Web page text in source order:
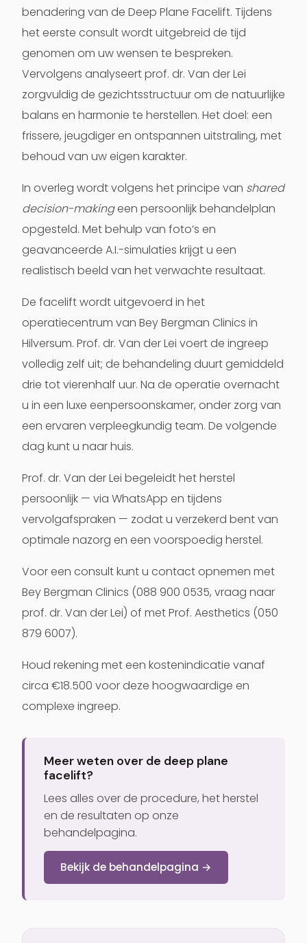
benadering van de Deep Plane Facelift. Tijdens
het eerste consult wordt uitgebreid de tijd
genomen om uw wensen te bespreken.
Vervolgens analyseert prof. dr. Van der Lei
zorgvuldig de gezichtsstructuur om de natuurlijke
balans en harmonie te herstellen. Het doel: een
frissere, jeugdiger en ontspannen uitstraling, met
behoud van uw eigen karakter.
In overleg wordt volgens het principe van shared
decision-makingeen persoonlijk behandelplan
opgesteld. Met behulp van foto’s en
geavanceerde A.I.-simulaties krijgt u een
realistisch beeld van het verwachte resultaat.
De faceliftwordt uitgevoerd in het
operatiecentrum van Bey Bergman Clinics in
Hilversum. Prof. dr. Van der Lei voert de ingreep
volledig zelf uit; de behandeling duurt gemiddeld
drie tot vierenhalf uur. Na de operatie overnacht
u in een luxe eenpersoonskamer, onder zorg van
een ervaren verpleegkundig team. De volgende
dag kunt u naar huis.
Prof. dr. Van der Lei begeleidt het herstel
persoonlijk — via WhatsApp en tijdens
vervolgafspraken — zodat u verzekerd bent van
optimale nazorg en een voorspoedig herstel.
Voor een consult kunt u contact opnemen met
Bey Bergman Clinics (088 900 0535, vraag naar
prof. dr. Van der Lei) of metProf. Aesthetics (050
879 6007).
Houd rekening met een kostenindicatie vanaf
circa €18.500 voor deze hoogwaardige en
complexe ingreep.
Meer weten over de deep plane
facelift?
Lees alles over de procedure, het herstel
en de resultaten op onze
behandelpagina.
Bekijk de behandelpagina →